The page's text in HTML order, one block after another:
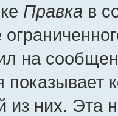
Правка в
на
показывает
из них. Эта